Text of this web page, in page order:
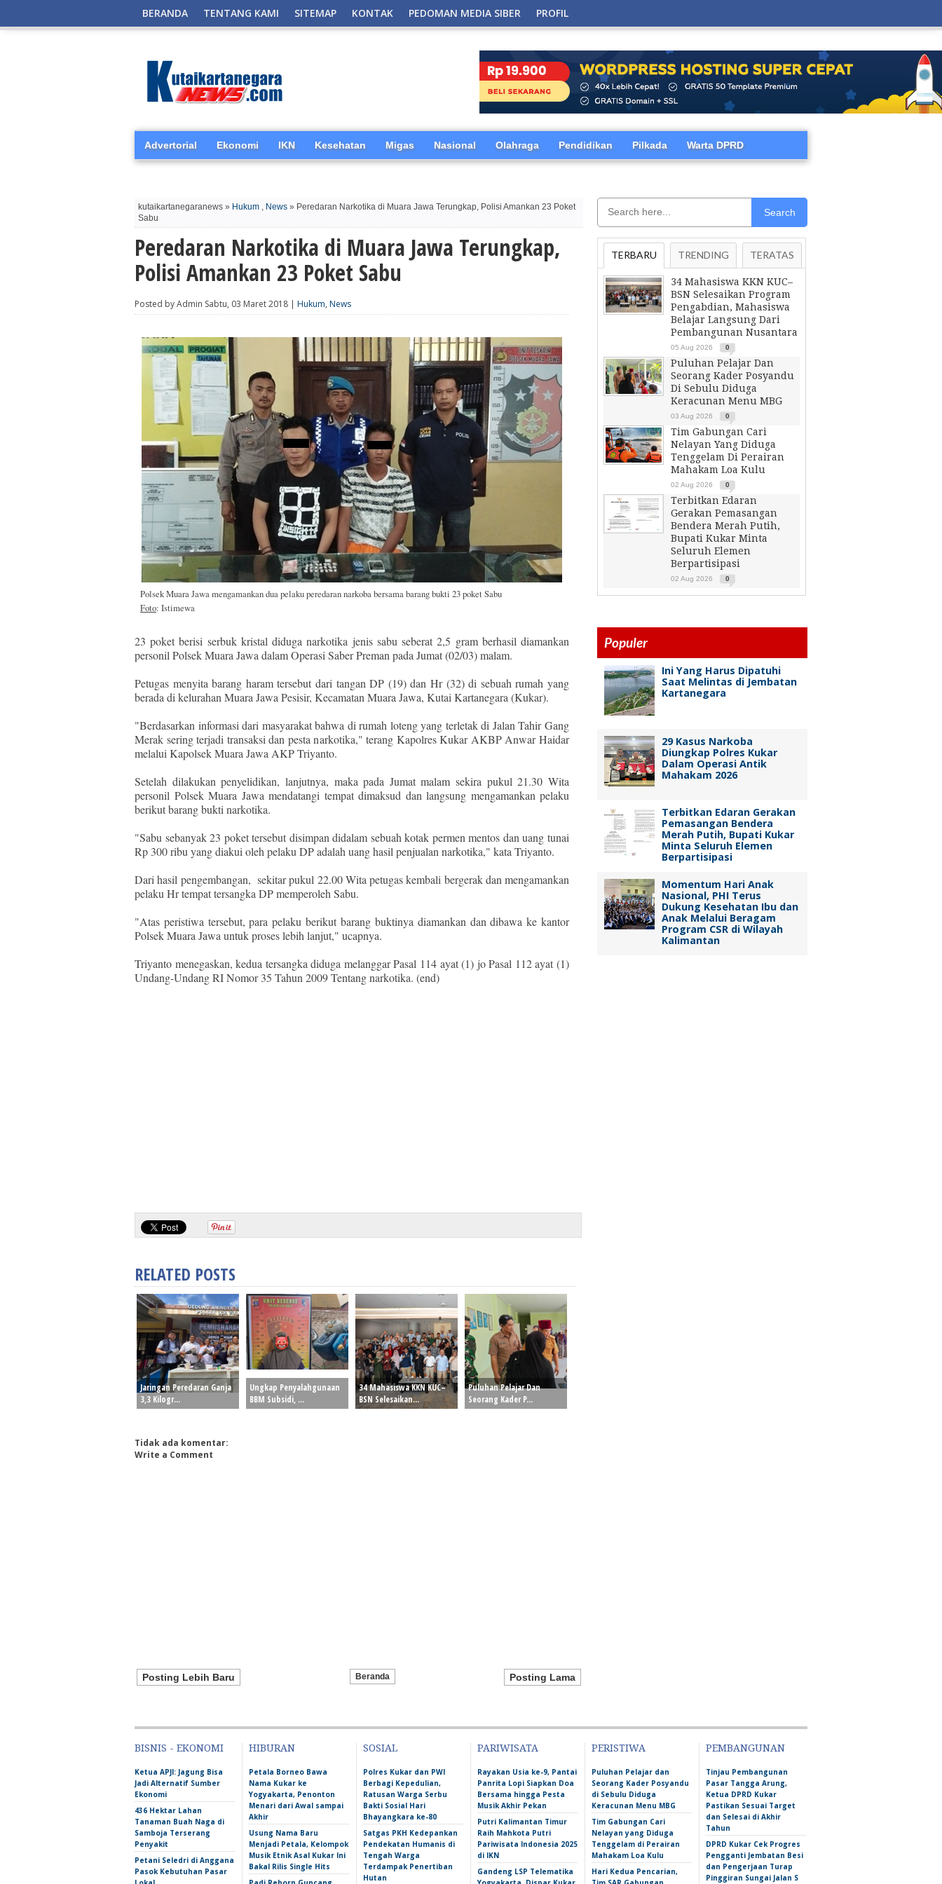
BERANDA TENTANG KAMI SITEMAP KONTAK PEDOMAN MEDIA SIBER PROFIL
Advertorial Ekonomi IKN Kesehatan Migas Nasional Olahraga Pendidikan Pilkada Warta DPRD
kutaikartanegaranews » Hukum , News » Peredaran Narkotika di Muara Jawa Terungkap, Polisi Amankan 23 Poket
Sabu
Peredaran Narkotika di Muara Jawa Terungkap,
Polisi Amankan 23 Poket Sabu
Posted by Admin Sabtu, 03 Maret 2018 | Hukum, News
Polsek Muara Jawa mengamankan dua pelaku peredaran narkoba bersama barang bukti 23 poket Sabu
Foto: Istimewa
23 poket berisi serbuk kristal diduga narkotika jenis sabu seberat 2,5 gram berhasil diamankan
personil Polsek Muara Jawa dalam Operasi Saber Preman pada Jumat (02/03) malam.
Petugas menyita barang haram tersebut dari tangan DP (19) dan Hr (32) di sebuah rumah yang
berada di kelurahan Muara Jawa Pesisir, Kecamatan Muara Jawa, Kutai Kartanegara (Kukar).
"Berdasarkan informasi dari masyarakat bahwa di rumah loteng yang terletak di Jalan Tahir Gang
Merak sering terjadi transaksi dan pesta narkotika," terang Kapolres Kukar AKBP Anwar Haidar
melalui Kapolsek Muara Jawa AKP Triyanto.
Setelah dilakukan penyelidikan, lanjutnya, maka pada Jumat malam sekira pukul 21.30 Wita
personil Polsek Muara Jawa mendatangi tempat dimaksud dan langsung mengamankan pelaku
berikut barang bukti narkotika.
"Sabu sebanyak 23 poket tersebut disimpan didalam sebuah kotak permen mentos dan uang tunai
Rp 300 ribu yang diakui oleh pelaku DP adalah uang hasil penjualan narkotika," kata Triyanto.
Dari hasil pengembangan, sekitar pukul 22.00 Wita petugas kembali bergerak dan mengamankan
pelaku Hr tempat tersangka DP memperoleh Sabu.
"Atas peristiwa tersebut, para pelaku berikut barang buktinya diamankan dan dibawa ke kantor
Polsek Muara Jawa untuk proses lebih lanjut," ucapnya.
Triyanto menegaskan, kedua tersangka diduga melanggar Pasal 114 ayat (1) jo Pasal 112 ayat (1)
Undang-Undang RI Nomor 35 Tahun 2009 Tentang narkotika. (end)
RELATED POSTS
Jaringan Peredaran Ganja
3,3 Kilogr...
Ungkap Penyalahgunaan
BBM Subsidi, ...
34 Mahasiswa KKN KUC–
BSN Selesaikan...
Puluhan Pelajar Dan
Seorang Kader P...
Tidak ada komentar:
Write a Comment
Posting Lebih Baru Posting Lama
Beranda
Search
TERBARU TRENDING TERATAS
34 Mahasiswa KKN KUC–
BSN Selesaikan Program
Pengabdian, Mahasiswa
Belajar Langsung Dari
Pembangunan Nusantara
05 Aug 2026 0
Puluhan Pelajar Dan
Seorang Kader Posyandu
Di Sebulu Diduga
Keracunan Menu MBG
03 Aug 2026 0
Tim Gabungan Cari
Nelayan Yang Diduga
Tenggelam Di Perairan
Mahakam Loa Kulu
02 Aug 2026 0
Terbitkan Edaran
Gerakan Pemasangan
Bendera Merah Putih,
Bupati Kukar Minta
Seluruh Elemen
Berpartisipasi
02 Aug 2026 0
Populer
Ini Yang Harus Dipatuhi
Saat Melintas di Jembatan
Kartanegara
29 Kasus Narkoba
Diungkap Polres Kukar
Dalam Operasi Antik
Mahakam 2026
Terbitkan Edaran Gerakan
Pemasangan Bendera
Merah Putih, Bupati Kukar
Minta Seluruh Elemen
Berpartisipasi
Momentum Hari Anak
Nasional, PHI Terus
Dukung Kesehatan Ibu dan
Anak Melalui Beragam
Program CSR di Wilayah
Kalimantan
BISNIS - EKONOMI
Ketua APJI: Jagung Bisa
Jadi Alternatif Sumber
Ekonomi
436 Hektar Lahan
Tanaman Buah Naga di
Samboja Terserang
Penyakit
Petani Seledri di Anggana
Pasok Kebutuhan Pasar
HIBURAN
Petala Borneo Bawa
Nama Kukar ke
Yogyakarta, Penonton
Menari dari Awal sampai
Akhir
Usung Nama Baru
Menjadi Petala, Kelompok
Musik Etnik Asal Kukar Ini
Bakal Rilis Single Hits
SOSIAL
Polres Kukar dan PWI
Berbagi Kepedulian,
Ratusan Warga Serbu
Bakti Sosial Hari
Bhayangkara ke-80
Satgas PKH Kedepankan
Pendekatan Humanis di
Tengah Warga
Terdampak Penertiban
Hutan
PARIWISATA
Rayakan Usia ke-9, Pantai
Panrita Lopi Siapkan Doa
Bersama hingga Pesta
Musik Akhir Pekan
Putri Kalimantan Timur
Raih Mahkota Putri
Pariwisata Indonesia 2025
di IKN
Gandeng LSP Telematika
PERISTIWA
Puluhan Pelajar dan
Seorang Kader Posyandu
di Sebulu Diduga
Keracunan Menu MBG
Tim Gabungan Cari
Nelayan yang Diduga
Tenggelam di Perairan
Mahakam Loa Kulu
Hari Kedua Pencarian,
PEMBANGUNAN
Tinjau Pembangunan
Pasar Tangga Arung,
Ketua DPRD Kukar
Pastikan Sesuai Target
dan Selesai di Akhir
Tahun
DPRD Kukar Cek Progres
Pengganti Jembatan Besi
dan Pengerjaan Turap
Pinggiran Sungai Jalan S